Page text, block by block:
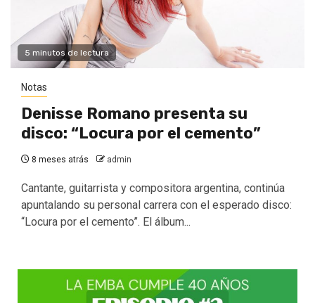
5 minutos de lectura
Notas
Denisse Romano presenta su
disco: “Locura por el cemento”
8 meses atrás admin
Cantante, guitarrista y compositora argentina, continúa
apuntalando su personal carrera con el esperado disco:
“Locura por el cemento”. El álbum...